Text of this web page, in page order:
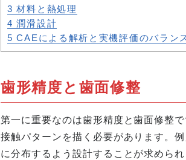
3 材料と熱処理
4 潤滑設計
5 CAEによる解析と実機評価のバラン
歯形精度と歯面修整
第一に重要なのは歯形精度と歯面修整
接触パターンを描く必要があります。例
に分布するよう設計することが求めら